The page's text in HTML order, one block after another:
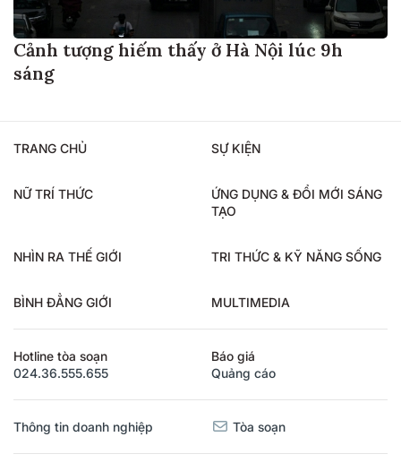
Cảnh tượng hiếm thấy ở Hà Nội lúc 9h
sáng
TRANG CHỦ SỰ KIỆN
NỮ TRÍ THỨC
ỨNG DỤNG & ĐỔI MỚI SÁNG
TẠO
NHÌN RA THẾ GIỚI TRI THỨC & KỸ NĂNG SỐNG
BÌNH ĐẲNG GIỚI MULTIMEDIA
Hotline tòa soạn
024.36.555.655
Báo giá
Quảng cáo
Thông tin doanh nghiệp Tòa soạn